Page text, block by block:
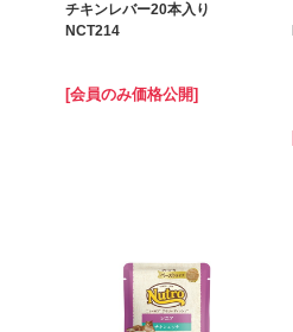
チキンレバー20本入り
NCT214
[会員のみ価格公開]